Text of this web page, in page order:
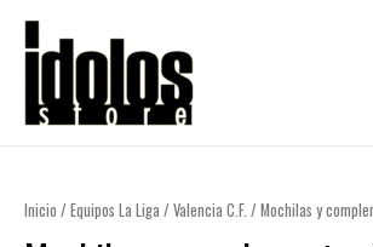
Inicio / Equipos La Liga / Valencia C.F. / Mochilas y